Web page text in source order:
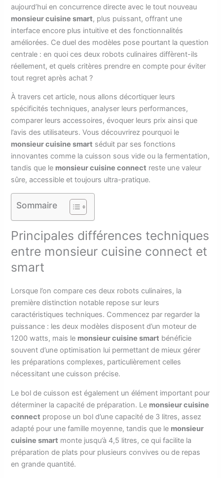
aujourd’hui en concurrence directe avec le tout nouveau
monsieur cuisine smart, plus puissant, offrant une
interface encore plus intuitive et des fonctionnalités
améliorées. Ce duel des modèles pose pourtant la question
centrale : en quoi ces deux robots culinaires diffèrent-ils
réellement, et quels critères prendre en compte pour éviter
tout regret après achat ?
À travers cet article, nous allons décortiquer leurs
spécificités techniques, analyser leurs performances,
comparer leurs accessoires, évoquer leurs prix ainsi que
l’avis des utilisateurs. Vous découvrirez pourquoi le
monsieur cuisine smart séduit par ses fonctions
innovantes comme la cuisson sous vide ou la fermentation,
tandis que le monsieur cuisine connect reste une valeur
sûre, accessible et toujours ultra-pratique.
Sommaire
Principales différences techniques
entre monsieur cuisine connect et
smart
Lorsque l’on compare ces deux robots culinaires, la
première distinction notable repose sur leurs
caractéristiques techniques. Commencez par regarder la
puissance : les deux modèles disposent d’un moteur de
1200 watts, mais le monsieur cuisine smart bénéficie
souvent d’une optimisation lui permettant de mieux gérer
les préparations complexes, particulièrement celles
nécessitant une cuisson précise.
Le bol de cuisson est également un élément important pour
déterminer la capacité de préparation. Le monsieur cuisine
connect propose un bol d’une capacité de 3 litres, assez
adapté pour une famille moyenne, tandis que le monsieur
cuisine smart monte jusqu’à 4,5 litres, ce qui facilite la
préparation de plats pour plusieurs convives ou de repas
en grande quantité.